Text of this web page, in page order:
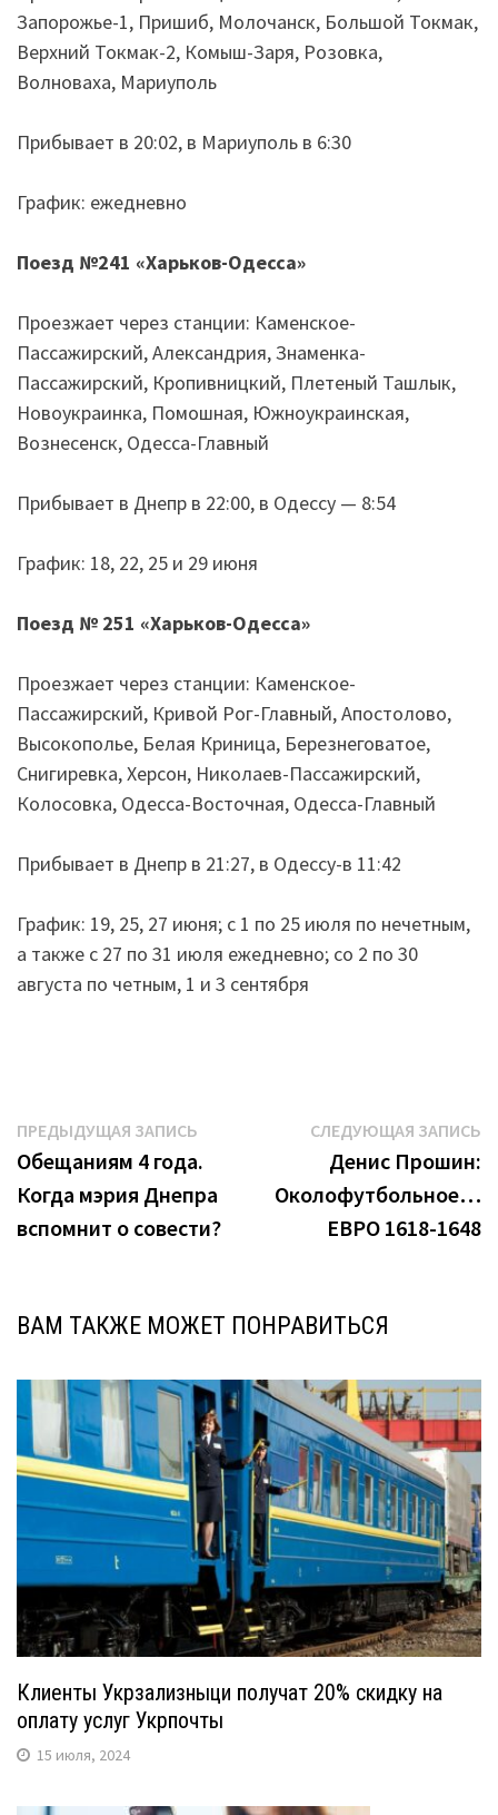
Запорожье-1, Пришиб, Молочанск, Большой Токмак,
Верхний Токмак-2, Комыш-Заря, Розовка,
Волноваха, Мариуполь
Прибывает в 20:02, в Мариуполь в 6:30
График: ежедневно
Поезд №241 «Харьков-Одесса»
Проезжает через станции: Каменское-
Пассажирский, Александрия, Знаменка-
Пассажирский, Кропивницкий, Плетеный Ташлык,
Новоукраинка, Помошная, Южноукраинская,
Вознесенск, Одесса-Главный
Прибывает в Днепр в 22:00, в Одессу — 8:54
График: 18, 22, 25 и 29 июня
Поезд № 251 «Харьков-Одесса»
Проезжает через станции: Каменское-
Пассажирский, Кривой Рог-Главный, Апостолово,
Высокополье, Белая Криница, Березнеговатое,
Снигиревка, Херсон, Николаев-Пассажирский,
Колосовка, Одесса-Восточная, Одесса-Главный
Прибывает в Днепр в 21:27, в Одессу-в 11:42
График: 19, 25, 27 июня; с 1 по 25 июля по нечетным,
а также с 27 по 31 июля ежедневно; со 2 по 30
августа по четным, 1 и 3 сентября
Навигация
по
записям
ПРЕДЫДУЩАЯ ЗАПИСЬ
Обещаниям 4 года.
Когда мэрия Днепра
вспомнит о совести?
СЛЕДУЮЩАЯ ЗАПИСЬ
Денис Прошин:
Околофутбольное…
ЕВРО 1618-1648
ВАМ ТАКЖЕ МОЖЕТ ПОНРАВИТЬСЯ
Клиенты Укрзализныци получат 20% скидку на
оплату услуг Укрпочты
15 июля, 2024